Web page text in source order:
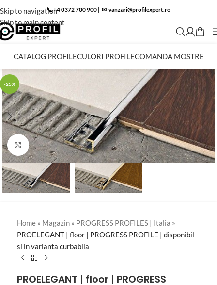
Skip to navigation
Skip to main content
📞 +4 0372 700 900 | ✉︎ vanzari@profilexpert.ro
CATALOG PROFILECULORI PROFILECOMANDA MOSTRE
-25%
Click to enlarge
Home » Magazin » PROGRESS PROFILES | Italia »
PROELEGANT | floor | PROGRESS PROFILE | disponibil
si in varianta curbabila
PROELEGANT | floor | PROGRESS